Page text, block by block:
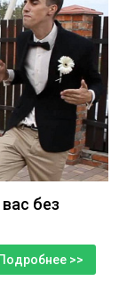
без
Подробнее >>